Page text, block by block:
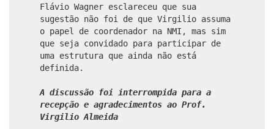
Flávio Wagner esclareceu que sua
sugestão não foi de que Virgilio assuma
o papel de coordenador na NMI, mas sim
que seja convidado para participar de
uma estrutura que ainda não está
definida.
A discussão foi interrompida para a
recepção e agradecimentos ao Prof.
Virgilio Almeida